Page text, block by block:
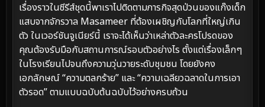
เรื่องราวในซีรีส์ชุดนี้พาเราไปติดตามภารกิจสุดป่วนของแก๊งเด็ก
แสบจากจักรวาล Masameer ที่ต้องเผชิญกับโลกที่ใหญ่เกิน
ตัว ในเวอร์ชันจูเนียร์นี้ เราจะได้เห็นว่าเหล่าตัวละครโปรดของ
คุณต้องรับมือกับสถานการณ์รอบตัวอย่างไร ตั้งแต่เรื่องเล็กๆ
ในโรงเรียนไปจนถึงความวุ่นวายระดับชุมชน โดยยังคง
เอกลักษณ์ “ความตลกร้าย” และ “ความเฉลียวฉลาดในการเอา
ตัวรอด” ตามแบบฉบับต้นฉบับไว้อย่างครบถ้วน